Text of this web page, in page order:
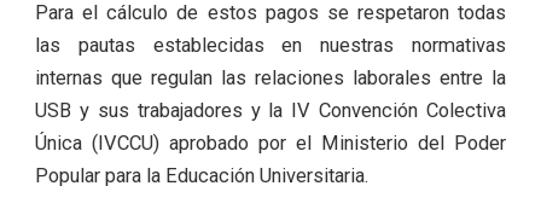
Para el cálculo de estos pagos se respetaron todas
las pautas establecidas en nuestras normativas
internas que regulan las relaciones laborales entre la
USB y sus trabajadores y la IV Convención Colectiva
Única (IVCCU) aprobado por el Ministerio del Poder
Popular para la Educación Universitaria.